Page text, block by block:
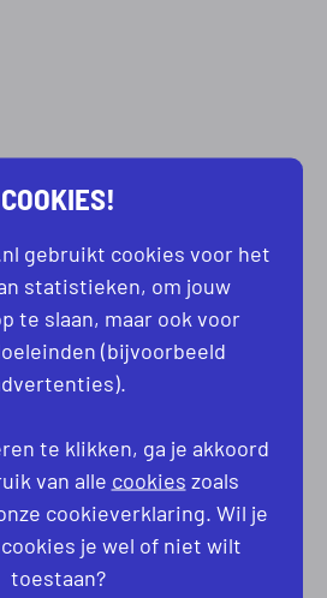
, voedingsindustrie, farmacie
COOKIES!
gebruikt cookies voor het
statistieken, om jouw
te slaan, maar ook voor
(bijvoorbeeld
te klikken, ga je akkoord
van alle cookies zoals
cookieverklaring. Wil je
je wel of niet wilt
toestaan?